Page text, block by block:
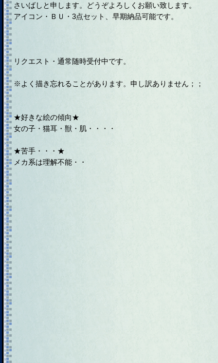
さいばしと申します。どうぞよろしくお願い致します。
アイコン・ＢＵ・3点セット、早期納品可能です。
リクエスト・通常随時受付中です。
※よく描き忘れることがあります。申し訳ありません；；
★好きな絵の傾向★
女の子・猫耳・獣・肌・・・・
★苦手・・・★
メカ系は理解不能・・